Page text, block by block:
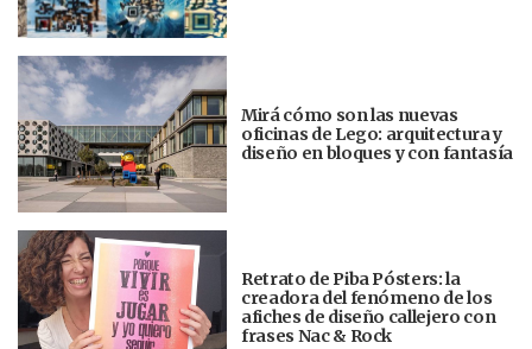
Mirá cómo son las nuevas
oficinas de Lego: arquitectura y
diseño en bloques y con fantasía
Retrato de Piba Pósters: la
creadora del fenómeno de los
afiches de diseño callejero con
frases Nac & Rock